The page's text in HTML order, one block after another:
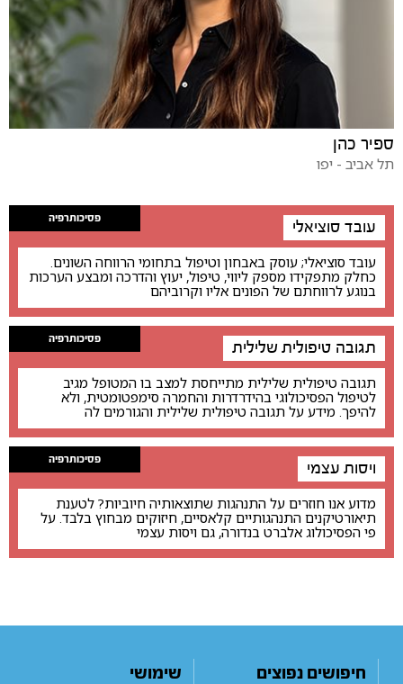
ספיר כהן
תל אביב - יפו
פסיכותרפיה עובד סוציאלי
עובד סוציאלי; עוסק באבחון וטיפול בתחומי הרווחה השונים.
כחלק מתפקידו מספק ליווי, טיפול, יעוץ והדרכה ומבצע הערכות
בנוגע לרווחתם של הפונים אליו וקרוביהם
פסיכותרפיה תגובה טיפולית שלילית
תגובה טיפולית שלילית מתייחסת למצב בו המטופל מגיב
לטיפול הפסיכולוגי בהידרדרות והחמרה סימפטומטית, ולא
להיפך. מידע על תגובה טיפולית שלילית והגורמים לה
פסיכותרפיה ויסות עצמי
מדוע אנו חוזרים על התנהגות שתוצאותיה חיוביות? לטענת
תיאורטיקנים התנהגותיים קלאסיים, חיזוקים מבחוץ בלבד. על
פי הפסיכולוג אלברט בנדורה, גם ויסות עצמי
חיפושים נפוצים
שימושי